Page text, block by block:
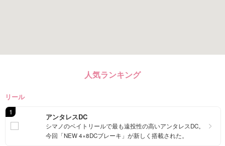
人気ランキング
リール
1
アンタレスDC
シマノのベイトリールで最も遠投性の高いアンタレスDC。
今回「NEW 4×8DCブレーキ」が新しく搭載された。